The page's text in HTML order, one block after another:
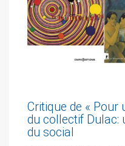
Critique de « Pour
du collectif Dulac:
du social